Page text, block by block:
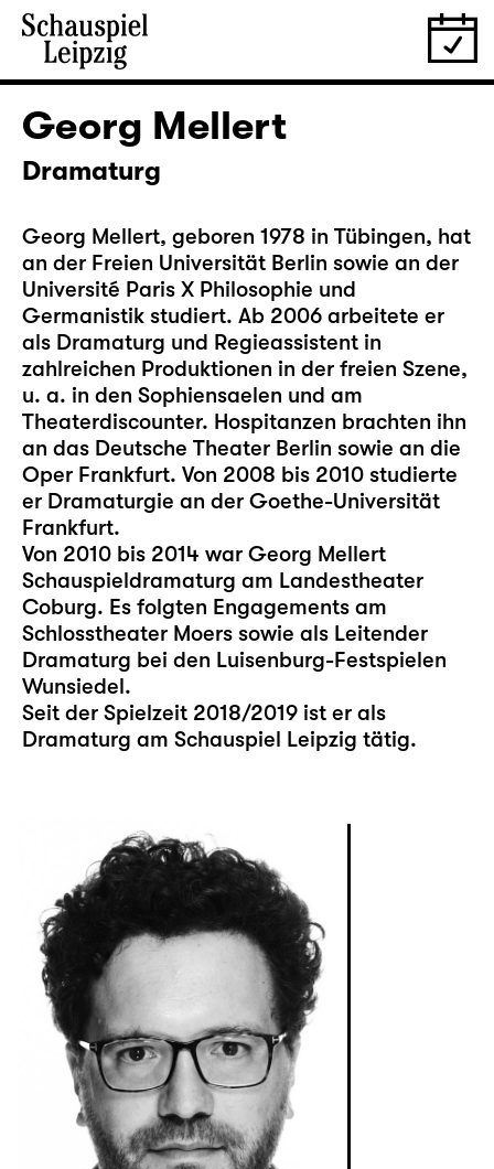
Georg Mellert
Dramaturg
Georg Mellert, geboren 1978 in Tübingen, hat
an der Freien Universität Berlin sowie an der
Université Paris X Philosophie und
Germanistik studiert. Ab 2006 arbeitete er
als Dramaturg und Regieassistent in
zahlreichen Produktionen in der freien Szene,
u. a. in den Sophiensaelen und am
Theaterdiscounter. Hospitanzen brachten ihn
an das Deutsche Theater Berlin sowie an die
Oper Frankfurt. Von 2008 bis 2010 studierte
er Dramaturgie an der Goethe-Universität
Frankfurt.
Von 2010 bis 2014 war Georg Mellert
Schauspieldramaturg am Landestheater
Coburg. Es folgten Engagements am
Schlosstheater Moers sowie als Leitender
Dramaturg bei den Luisenburg-Festspielen
Wunsiedel.
Seit der Spielzeit 2018/2019 ist er als
Dramaturg am Schauspiel Leipzig tätig.